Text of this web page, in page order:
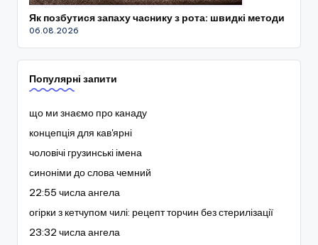
Як позбутися запаху часнику з рота: швидкі методи
06.08.2026
Популярні запити
що ми знаємо про канаду
концепція для кав'ярні
чоловічі грузинські імена
синоніми до слова чемний
22:55 числа ангела
огірки з кетчупом чилі: рецепт торчин без стерилізації
23:32 числа ангела